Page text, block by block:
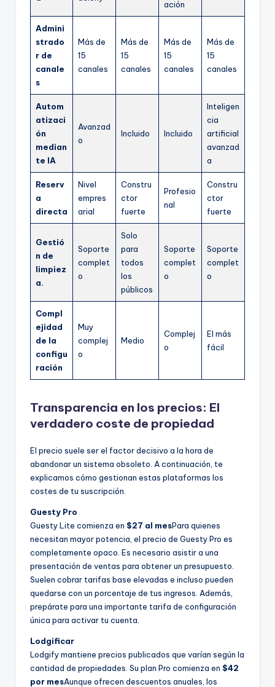
ación
Admini
strado
r de
canale
s
Más de
15
canales
Más de
15
canales
Más de
15
canales
Más de
15
canales
Autom
atizaci
ón
median
te IA
Avanzad
o
Incluido Incluido
Inteligen
cia
artificial
avanzad
a
Reserv
a
directa
Nivel
empres
arial
Constru
ctor
fuerte
Profesio
nal
Constru
ctor
fuerte
Gestió
n de
limpiez
a.
Soporte
complet
o
Solo
para
todos
los
públicos
Soporte
complet
o
Soporte
complet
o
Compl
ejidad
de la
configu
ración
Muy
complej
o
Medio
Complej
o
El más
fácil
Transparencia en los precios: El
verdadero coste de propiedad
El precio suele ser el factor decisivo a la hora de
abandonar un sistema obsoleto. A continuación, te
explicamos cómo gestionan estas plataformas los
costes de tu suscripción.
Guesty Pro
Guesty Lite comienza en $27 al mesPara quienes
necesitan mayor potencia, el precio de Guesty Pro es
completamente opaco. Es necesario asistir a una
presentación de ventas para obtener un presupuesto.
Suelen cobrar tarifas base elevadas e incluso pueden
quedarse con un porcentaje de tus ingresos. Además,
prepárate para una importante tarifa de configuración
única para activar tu cuenta.
Lodgificar
Lodgify mantiene precios publicados que varían según la
cantidad de propiedades. Su plan Pro comienza en $42
por mesAunque ofrecen descuentos anuales, los